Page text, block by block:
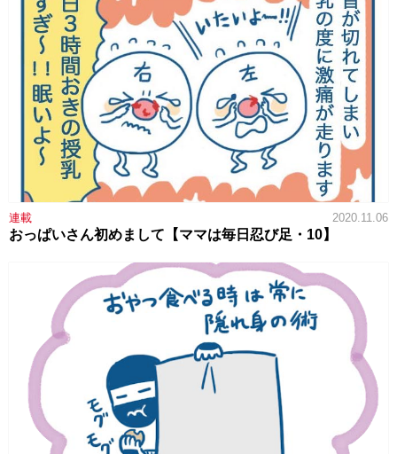
連載 2020.11.06
おっぱいさん初めまして【ママは毎日忍び足・10】